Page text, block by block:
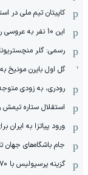
کاپیتان تیم ملی در
این 10 نفر به عروسی رونالدو دعوت نمی‌شوند!
رسمی: گلر
گل اول بایرن مونیخ
رودری، به زودی
استقلال ستاره تیمش
ورود پیاتزا به ایران
جام باشگاه‌های جهان تا ۲۰۲۷ در سرزمین والیبال
گزینه پرسپولیس با ۷۰ میلیارد تومان به فروش رسید